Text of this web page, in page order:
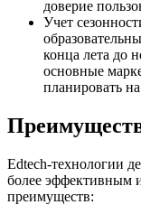
доверие
Учет
конца лета до
основные
планировать
Edtech-технологии
более эффективным
преимуществ: